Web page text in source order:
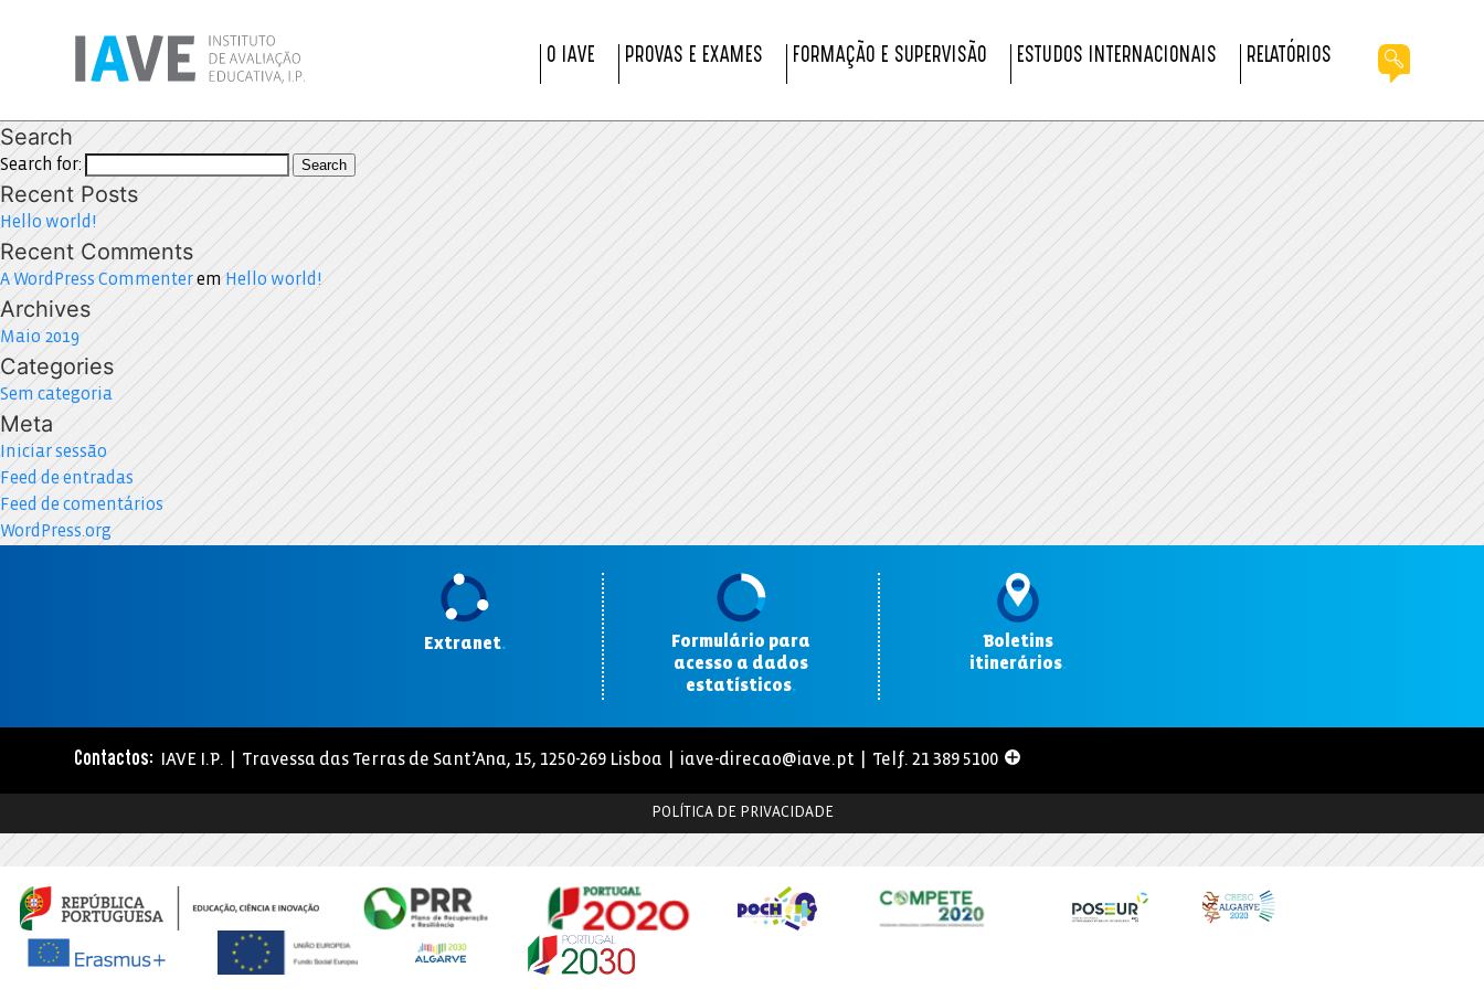
O IAVE PROVAS E EXAMES FORMAÇÃO E SUPERVISÃO ESTUDOS INTERNACIONAIS RELATÓRIOS
Search
Search for: Search
Recent Posts
Hello world!
Recent Comments
A WordPress Commenterem Hello world!
Archives
Maio 2019
Categories
Sem categoria
Meta
Iniciar sessão
Feed de entradas
Feed de comentários
WordPress.org
Extranet.
Formulário para
acesso a dados
estatísticos.
Boletins
itinerários.
Contactos: IAVE I.P. | Travessa das Terras de Sant’Ana, 15, 1250-269 Lisboa | iave-direcao@iave.pt | Telf. 21 389 5100
POLÍTICA DE PRIVACIDADE